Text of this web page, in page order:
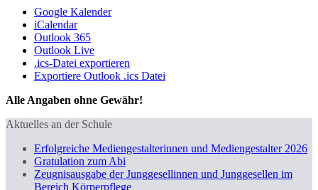
Google Kalender
iCalendar
Outlook 365
Outlook Live
.ics-Datei exportieren
Exportiere Outlook .ics Datei
Alle Angaben ohne Gewähr!
Aktuelles an der Schule
Erfolgreiche Mediengestalterinnen und Mediengestalter 2026
Gratulation zum Abi
Zeugnisausgabe der Junggesellinnen und Junggesellen im
Bereich Körperpflege